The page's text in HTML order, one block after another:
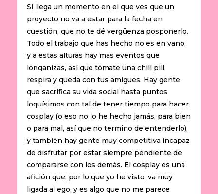
Si llega un momento en el que ves que un
proyecto no va a estar para la fecha en
cuestión, que no te dé vergüenza posponerlo.
Todo el trabajo que has hecho no es en vano,
y a estas alturas hay más eventos que
longanizas, así que tómate una chill pill,
respira y queda con tus amigues. Hay gente
que sacrifica su vida social hasta puntos
loquísimos con tal de tener tiempo para hacer
cosplay (o eso no lo he hecho jamás, para bien
o para mal, así que no termino de entenderlo),
y también hay gente muy competitiva incapaz
de disfrutar por estar siempre pendiente de
compararse con los demás. El cosplay es una
afición que, por lo que yo he visto, va muy
ligada al ego, y es algo que no me parece